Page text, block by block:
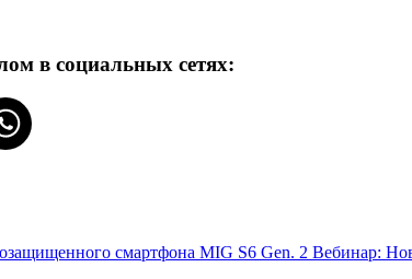
в социальных сетях:
Вебинар: